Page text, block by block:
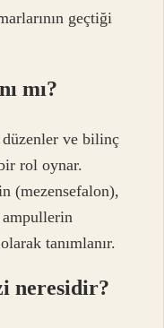
geçtiği
mı?
ve bilinç
rol oynar.
(mezensefalon),
ampullerin
tanımlanır.
neresidir?